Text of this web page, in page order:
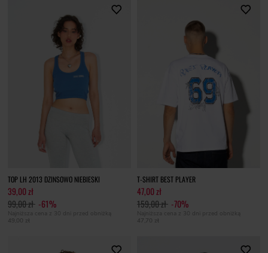
TOP LH 2013 DZINSOWO NIEBIESKI
39,00 zł
99,00 zł -61%
Najniższa cena z 30 dni przed obniżką
49,00 zł
T-SHIRT BEST PLAYER
47,00 zł
159,00 zł -70%
Najniższa cena z 30 dni przed obniżką
47,70 zł